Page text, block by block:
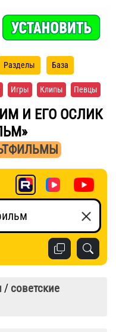
Разделы База
Игры Клипы Певцы
И ЕГО ОСЛИК
/ советские